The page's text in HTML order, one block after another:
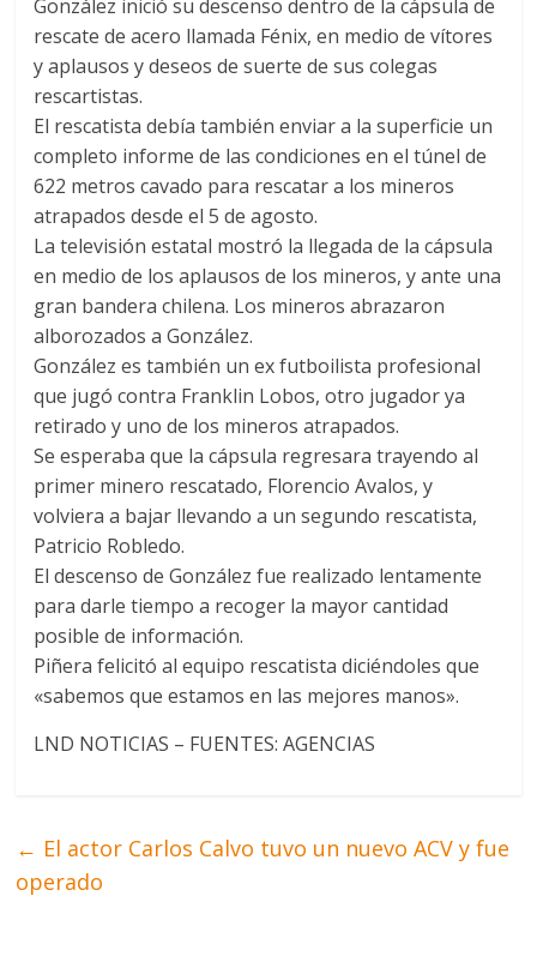
González inició su descenso dentro de la cápsula de
rescate de acero llamada Fénix, en medio de vítores
y aplausos y deseos de suerte de sus colegas
rescartistas.
El rescatista debía también enviar a la superficie un
completo informe de las condiciones en el túnel de
622 metros cavado para rescatar a los mineros
atrapados desde el 5 de agosto.
La televisión estatal mostró la llegada de la cápsula
en medio de los aplausos de los mineros, y ante una
gran bandera chilena. Los mineros abrazaron
alborozados a González.
González es también un ex futboilista profesional
que jugó contra Franklin Lobos, otro jugador ya
retirado y uno de los mineros atrapados.
Se esperaba que la cápsula regresara trayendo al
primer minero rescatado, Florencio Avalos, y
volviera a bajar llevando a un segundo rescatista,
Patricio Robledo.
El descenso de González fue realizado lentamente
para darle tiempo a recoger la mayor cantidad
posible de información.
Piñera felicitó al equipo rescatista diciéndoles que
«sabemos que estamos en las mejores manos».
LND NOTICIAS – FUENTES: AGENCIAS
← El actor Carlos Calvo tuvo un nuevo ACV y fue
operado